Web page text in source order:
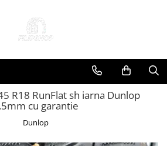
R18 RunFlat sh iarna Dunlop
cu garantie
Dunlop